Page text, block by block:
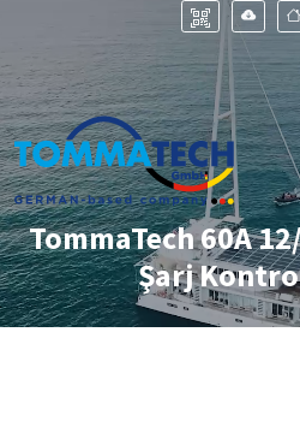
TommaTech 60A
Şarj